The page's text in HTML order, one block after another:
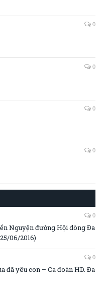
0
0
0
0
0
Nguyện đường Hội dòng Đa
06/2016)
0
đã yêu con – Ca đoàn HD. Đa